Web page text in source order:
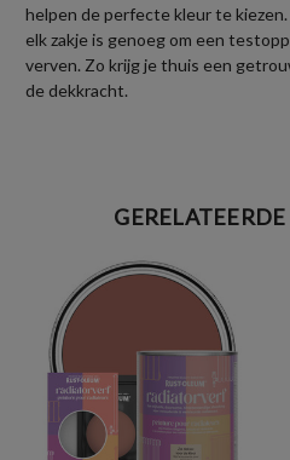
helpen de perfecte kleur te
elk zakje is genoeg om een
verven. Zo krijg je thuis een
de dekkracht.